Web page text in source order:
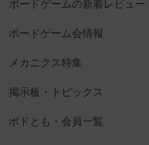
ボードゲームの新着レビュー
ボードゲーム会情報
メカニクス特集
掲示板・トピックス
ボドとも・会員一覧